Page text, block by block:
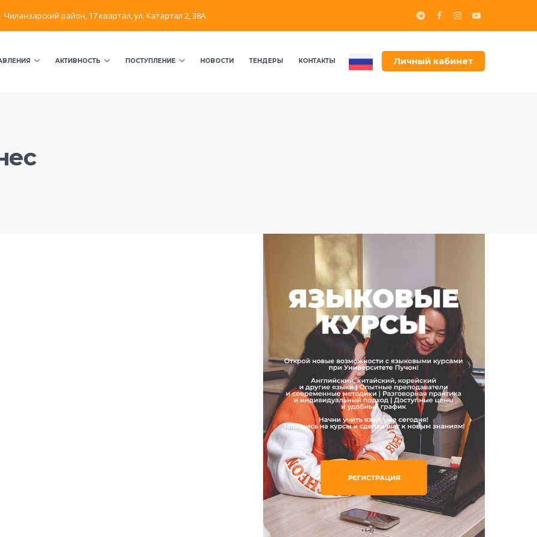
Чиланзарский район, 17 квартал, ул. Катартал 2, 38А
Личный кабинет
АКТИВНОСТЬ ПОСТУПЛЕНИЕ НОВОСТИ ТЕНДЕРЫ КОНТАКТЫ